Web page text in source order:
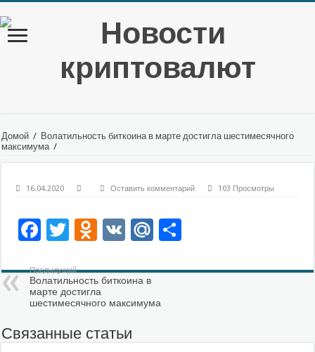
Домой / Волатильность биткоина в марте достигла шестимесячного
максимума /
16.04.2020 Оставить комментарий 103 Просмотры
Facebook
Twitter
Odnoklassniki
VK Mail.Ru
Предыдущий
Волатильность биткоина в
марте достигла
шестимесячного максимума
Связанные статьи